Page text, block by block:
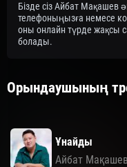
Бізде сіз Айбат Мақашев
телефоныңызға немесе
оны онлайн түрде жақсы
болады.
Орындаушының
Ұнайды
Айбат Мақашев